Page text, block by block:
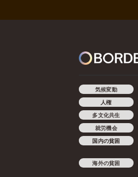
気候変動
人権
多文化共生
就労機会
国内の貧困
海外の貧困